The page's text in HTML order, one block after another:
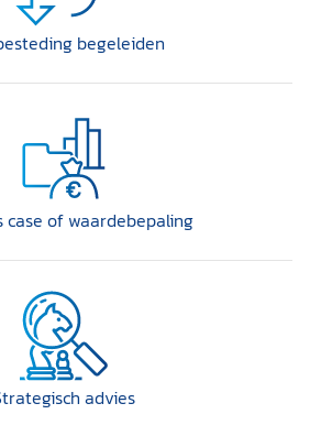
begeleiden
case of waardebepaling
advies